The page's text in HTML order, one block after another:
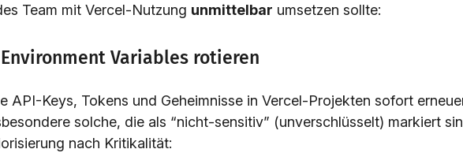
Team mit Vercel-Nutzung unmittelbar umsetzen sollte:
Variables rotieren
API-Keys, Tokens und Geheimnisse in Vercel-Projekten sofort
solche, die als “nicht-sensitiv” (unverschlüsselt) markiert
nach Kritikalität: